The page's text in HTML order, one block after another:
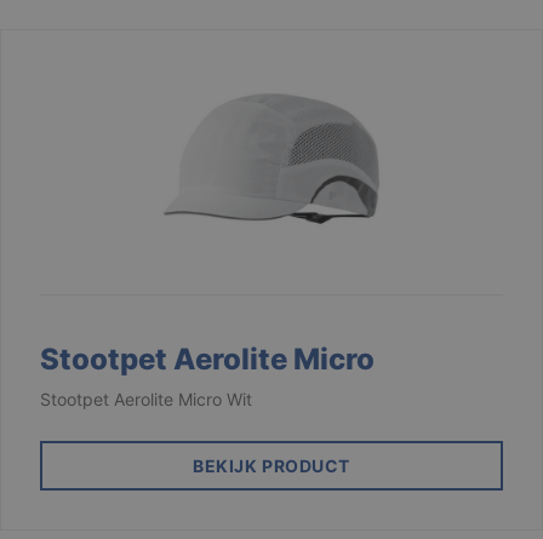
Stootpet Aerolite Micro
Stootpet Aerolite Micro Wit
BEKIJK PRODUCT